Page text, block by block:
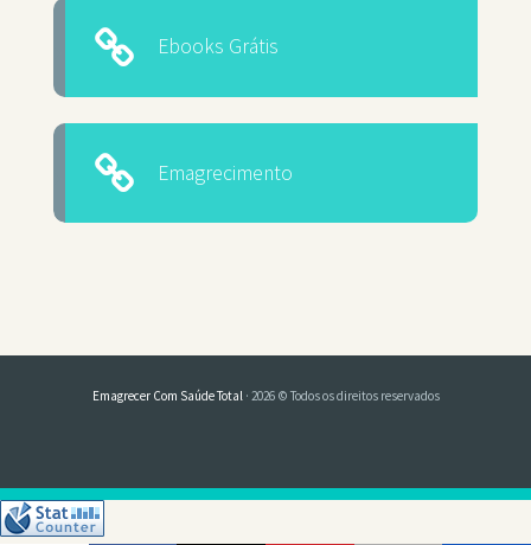
Ebooks Grátis
Emagrecimento
Emagrecer Com Saúde Total · 2026 © Todos os direitos reservados